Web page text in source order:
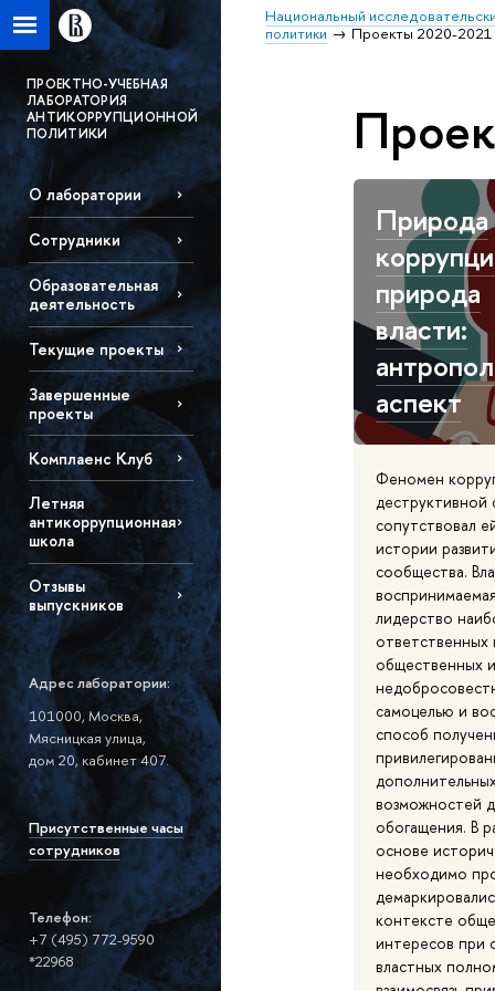
Национальный
политики
Проекты 2020-2021
ПРОЕКТНО-УЧЕБНАЯ
ЛАБОРАТОРИЯ
АНТИКОРРУПЦИОННОЙ
ПОЛИТИКИ
О лаборатории
Сотрудники
Образовательная
деятельность
Текущие проекты
Завершенные
проекты
Комплаенс Клуб
Летняя
антикоррупционная
школа
Отзывы
выпускников
Адрес лаборатории:
101000, Москва,
Мясницкая улица,
дом 20, кабинет 407.
Присутственные часы
сотрудников
Телефон:
+7 (495) 772-9590
*22968
Природа
природа
власти:
аспект
Феномен
деструктивной
сопутствовал
истории
сообщества.
лидерство
ответственных
общественных
самоцелью и
способ
возможностей
обогащения. В
основе
необходимо
контексте
интересов при
властных